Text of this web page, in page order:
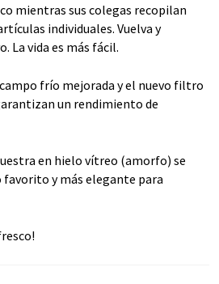
mientras sus colegas recopilan
individuales. Vuelva y
La vida es más fácil.
frío mejorada y el nuevo filtro
un rendimiento de
en hielo vítreo (amorfo) se
y más elegante para